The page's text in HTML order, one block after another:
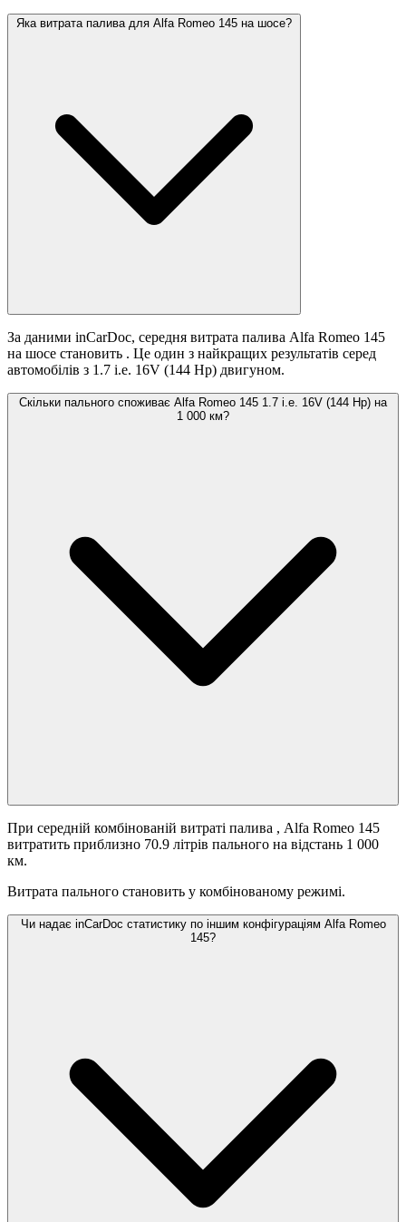
Яка витрата палива для Alfa Romeo 145 на шосе?
За даними inCarDoc, середня витрата палива Alfa Romeo 145
на шосе становить . Це один з найкращих результатів серед
автомобілів з 1.7 i.e. 16V (144 Hp) двигуном.
Скільки пального споживає Alfa Romeo 145 1.7 i.e. 16V (144 Hp) на
1 000 км?
При середній комбінованій витраті палива , Alfa Romeo 145
витратить приблизно 70.9 літрів пального на відстань 1 000
км.
Витрата пального становить у комбінованому режимі.
Чи надає inCarDoc статистику по іншим конфігураціям Alfa Romeo
145?